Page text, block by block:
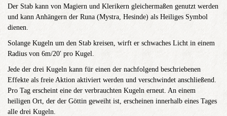
Der Stab kann von Magiern und Klerikern gleichermaßen genutzt werden
und kann Anhängern der Runa (Mystra, Hesinde) als Heiliges Symbol
dienen.
Solange Kugeln um den Stab kreisen, wirft er schwaches Licht in einem
Radius von 6m/20′ pro Kugel.
Jede der drei Kugeln kann für einen der nachfolgend beschriebenen
Effekte als freie Aktion aktiviert werden und verschwindet anschließend.
Pro Tag erscheint eine der verbrauchten Kugeln erneut. An einem
heiligen Ort, der der Göttin geweiht ist, erscheinen innerhalb eines Tages
alle drei Kugeln.